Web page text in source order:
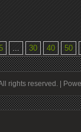
... 30 40 50
rights reserved. |